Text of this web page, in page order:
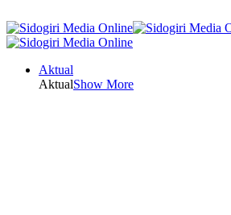
Aktual
AktualShow More